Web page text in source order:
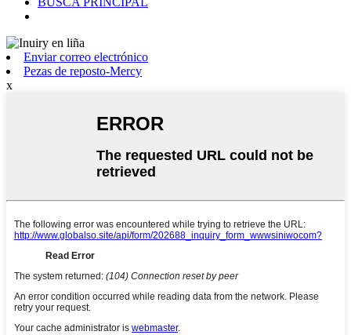
Enviar correo electrónico
Pezas de reposto-Mercy
x